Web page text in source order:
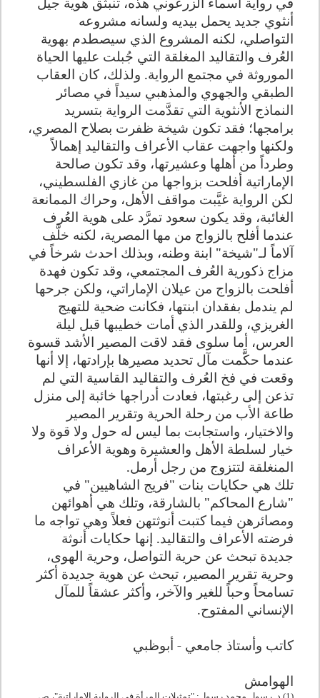
أنثوي جديد يحمل بيديه ولسانه مشروعه
التواصلي، لكنه المشروع الذي سيصطدم بهوية
العُرف والتقاليد المغلقة التي جُبلت عليها الحياة
الموروثة في مجتمع الرواية. ولذلك، كان العقاب
الطبقي والجهوي والمذهبي سيداً في مصائر
النماذج الأنثوية التي تقدَّمت الرواية بتسريد
برامجها؛ فقد تكون شيخة ظفرت بصلاح المصري،
ولكنها واجهت عقاب الأعراف والتقاليد إهمالاً
وطرداً من أهلها وعشيرتها، وقد تكون صالحة
الإماراتية أفلحت بزواجها من غازي الفلسطيني،
لكن الرواية غيَّبت مواقف الأهل، وحراك الممانعة
الغائبة، وقد يكون سعود تمرَّد على هوية العُرف
عندما أفلح بالزواج من مها المصرية، لكنه خلَّف
آلاماً لـ"شيخة" ابنة وطنه، وبذلك احدث شرخاً في
مزاج ذكورية العُرف المجتمعي، وقد تكون فهدة
أفلحت بالزواج من عيلان الإماراتي، ولكن جرحها
لم يندمل بفقدان ابنتها، فكانت ضحية للتهيج
الغريزي، وللقدر الذي أمات خطيبها قبل ليلة
العرس، أما سلوى فقد لاقت المصير الأشد قسوة
عندما حكَّمت مآل تحديد مصيرها بإرادتها، إلا أنها
وقعت في فخ العُرف والتقاليد القاسية التي لم
تذعن إلى رغبتها، فعادت أدراجها خائبة إلى منزل
طاعة الأب من رحلة الحرية وتقرير المصير
والاختيار، واستجابت بما ليس له حول ولا قوة ولا
خيار لسلطة الأهل والعشيرة وهوية الأعراف
المنغلقة لتتزوج من رجل أرمل.
تلك هي حكايات بنات "فريج الشاهيين" في
"شارع المحاكم" بالشارقة، وتلك هي أهوائهن
ومصائرهن فيما كتبت أنوثتهن فعلاً وهي تواجه ما
فرضته الأعراف والتقاليد. إنها حكايات أنوثة
جديدة تبحث عن حرية التواصل، وحرية الهوى،
وحرية تقرير المصير، تبحث عن هوية جديدة أكثر
تسامحاً وحباً للغير والآخر، وأكثر عشقاً للمآل
الإنساني المفتوح.
كاتب وأستاذ جامعي - أبوظبي
الهوامش